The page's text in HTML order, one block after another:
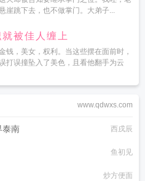
崖跳下去，也不做掌门。大弟子...
被佳人缠上
钱，美女，权利。当这些摆在面前时，
打误撞坠入了美色，且看他翻手为云
www.qdwxs.com
泰南 西戌辰
鱼初见
炒方便面